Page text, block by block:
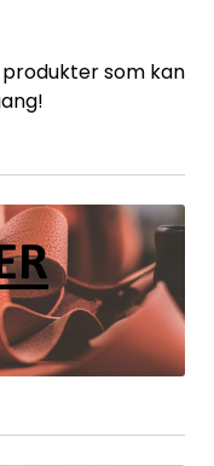
som kan